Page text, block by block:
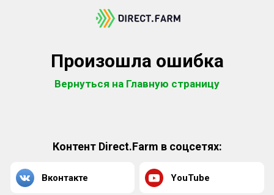
Произошла ошибка
Вернуться на Главную страницу
Контент Direct.Farm в соцсетях:
Вконтакте YouTube